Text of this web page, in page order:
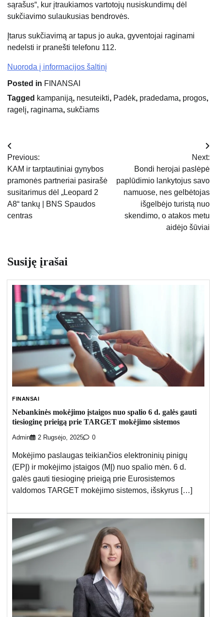
sąrašus“, kur įtraukiamos vartotojų nusiskundimų dėl
sukčiavimo sulaukusias bendrovės.
Įtarus sukčiavimą ar tapus jo auka, gyventojai raginami
nedelsti ir pranešti telefonu 112.
Nuoroda į informacijos šaltinį
Posted in FINANSAI
Tagged kampaniją, nesuteikti, Padėk, pradedama, progos,
ragelį, raginama, sukčiams
Navigacija
tarp
įrašų
Previous:
KAM ir tarptautiniai gynybos
pramonės partneriai pasirašė
susitarimus dėl „Leopard 2
A8“ tankų | BNS Spaudos
centras
Next:
Bondi herojai paslėpė
paplūdimio lankytojus savo
namuose, nes gelbėtojas
išgelbėjo turistą nuo
skendimo, o atakos metu
aidėjo šūviai
Susiję įrašai
FINANSAI
Nebankinės mokėjimo įstaigos nuo spalio 6 d. galės gauti
tiesioginę prieigą prie TARGET mokėjimo sistemos
Admin 2 Rugsėjo, 2025 0
Mokėjimo paslaugas teikiančios elektroninių pinigų
(EPĮ) ir mokėjimo įstaigos (MĮ) nuo spalio mėn. 6 d.
galės gauti tiesioginę prieigą prie Eurosistemos
valdomos TARGET mokėjimo sistemos, išskyrus […]